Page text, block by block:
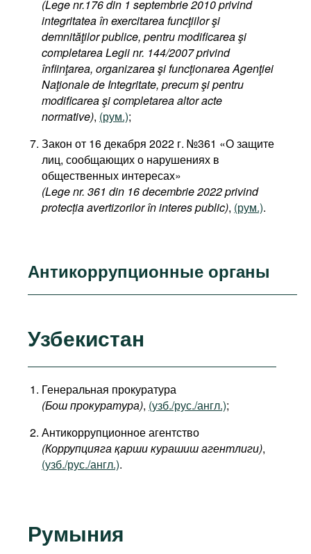
(Lege nr.176 din 1 septembrie 2010 privind
integritatea în exercitarea funcţiilor şi
demnităţilor publice, pentru modificarea şi
completarea Legii nr. 144/2007 privind
înfiinţarea, organizarea şi funcţionarea Agenţiei
Naţionale de Integritate, precum şi pentru
modificarea şi completarea altor acte
normative), (рум.);
Закон от 16 декабря 2022 г. №361 «О защите
лиц, сообщающих о нарушениях в
общественных интересах»
(Lege nr. 361 din 16 decembrie 2022 privind
protecția avertizorilor în interes public), (рум.).
Антикоррупционные органы
Узбекистан
Генеральная прокуратура
(Бош прокуратура), (узб./рус./англ.);
Антикоррупционное агентство
(Коррупцияга қарши курашиш агентлиги),
(узб./рус./англ.).
Румыния